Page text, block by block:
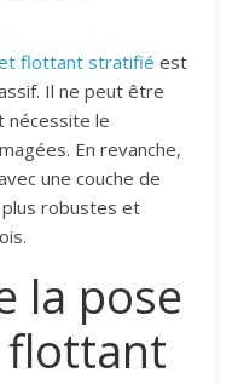
flottant stratifié est
Il ne peut être
nécessite le
En revanche,
une couche de
robustes et
la pose
flottant